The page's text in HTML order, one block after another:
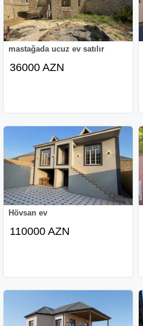
mastağada ucuz ev satılır
36000 AZN
Hövsan ev
110000 AZN